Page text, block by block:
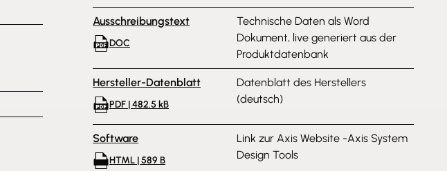
Ausschreibungstext
DOC
Technische Daten als Word
Dokument, live generiert aus der
Produktdatenbank
Hersteller-Datenblatt
PDF | 482.5 kB
Datenblatt des Herstellers
(deutsch)
Software
HTML | 589 B
Link zur Axis Website -Axis System
Design Tools